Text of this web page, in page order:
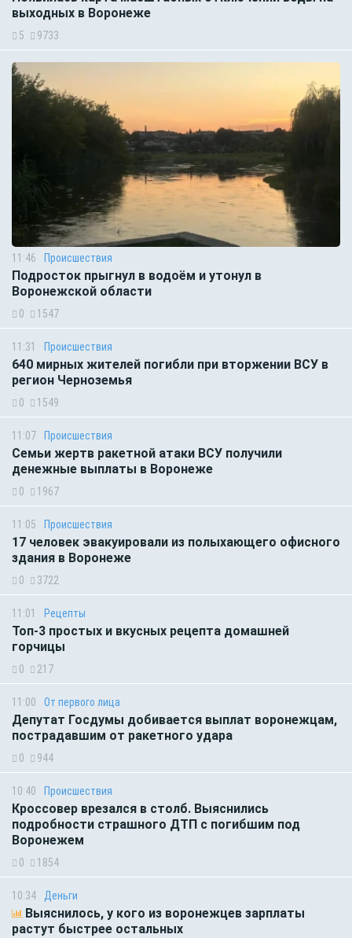
выходных в Воронеже
5 9733
11:46 Происшествия
Подросток прыгнул в водоём и утонул в
Воронежской области
0 1547
11:31 Происшествия
640 мирных жителей погибли при вторжении ВСУ в
регион Черноземья
0 1549
11:07 Происшествия
Семьи жертв ракетной атаки ВСУ получили
денежные выплаты в Воронеже
0 1967
11:05 Происшествия
17 человек эвакуировали из полыхающего офисного
здания в Воронеже
0 3722
11:01 Рецепты
Топ-3 простых и вкусных рецепта домашней
горчицы
0 217
11:00 От первого лица
Депутат Госдумы добивается выплат воронежцам,
пострадавшим от ракетного удара
0 944
10:40 Происшествия
Кроссовер врезался в столб. Выяснились
подробности страшного ДТП с погибшим под
Воронежем
0 1854
10:34 Деньги
Выяснилось, у кого из воронежцев зарплаты
растут быстрее остальных